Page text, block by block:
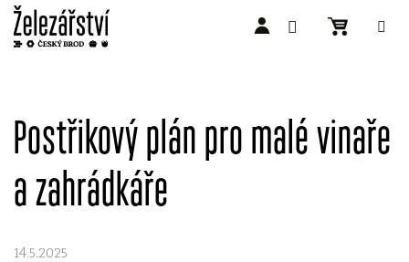
Postřikový plán pro malé vinaře
a zahrádkáře
14.5.2025